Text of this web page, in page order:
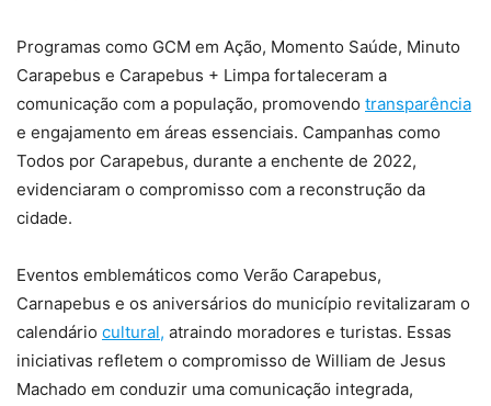
Programas como GCM em Ação, Momento Saúde, Minuto
Carapebus e Carapebus + Limpa fortaleceram a
comunicação com a população, promovendo transparência
e engajamento em áreas essenciais. Campanhas como
Todos por Carapebus, durante a enchente de 2022,
evidenciaram o compromisso com a reconstrução da
cidade.
Eventos emblemáticos como Verão Carapebus,
Carnapebus e os aniversários do município revitalizaram o
calendário cultural, atraindo moradores e turistas. Essas
iniciativas refletem o compromisso de William de Jesus
Machado em conduzir uma comunicação integrada,